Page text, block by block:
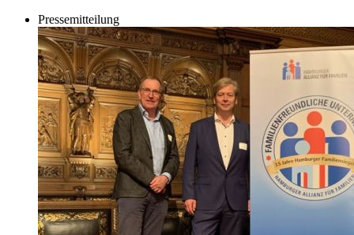
Pressemitteilung